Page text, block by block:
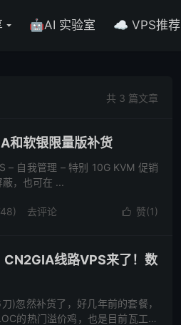
🤖AI 实验室 ☁️ VPS推荐
共 3 篇文章
和软银限量版补货
– 自我管理 – 特别 10G KVM 促销
，也可在 ...
 赞(1)
去评论
线路VPS来了！数
)忽然补货了，好几年前的套餐，
的热门溢价鸡，也是目前瓦工最